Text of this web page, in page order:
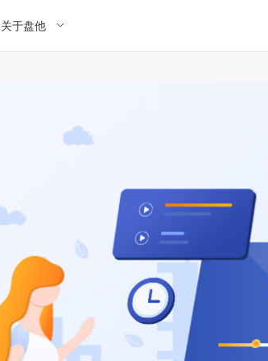
关于盘他